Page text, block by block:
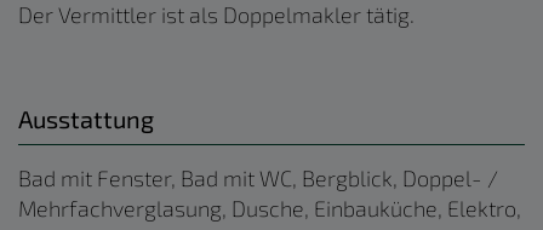
Der Vermittler ist als Doppelmakler tätig.
Ausstattung
Bad mit Fenster Bad mit WC Bergblick Doppel- /
Mehrfachverglasung Dusche Einbauküche Elektro